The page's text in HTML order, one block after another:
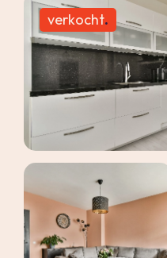
maak
verkocht.